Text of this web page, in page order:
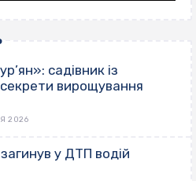
садівник із
вирощування
2026
у ДТП водій